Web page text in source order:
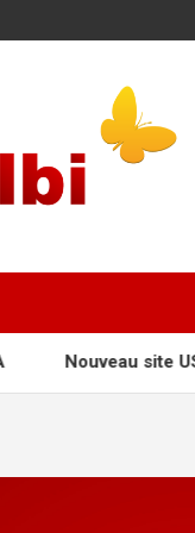
Nouveau site